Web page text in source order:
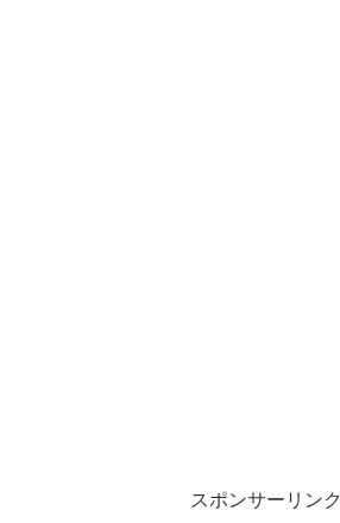
スポンサーリンク